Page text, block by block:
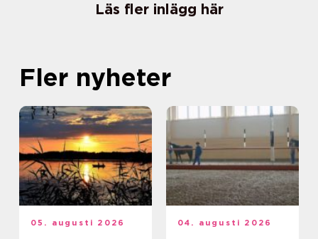
Läs fler inlägg här
Fler nyheter
05. augusti 2026 04. augusti 2026